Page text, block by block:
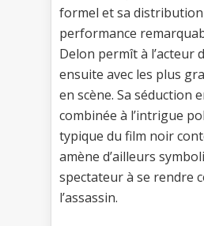
formel et sa
performance
Delon permît à l’acteur
ensuite avec les plus
en scène. Sa séduction
combinée à l’intrigue
typique du film noir
amène d’ailleurs
spectateur à se rendre
l’assassin.